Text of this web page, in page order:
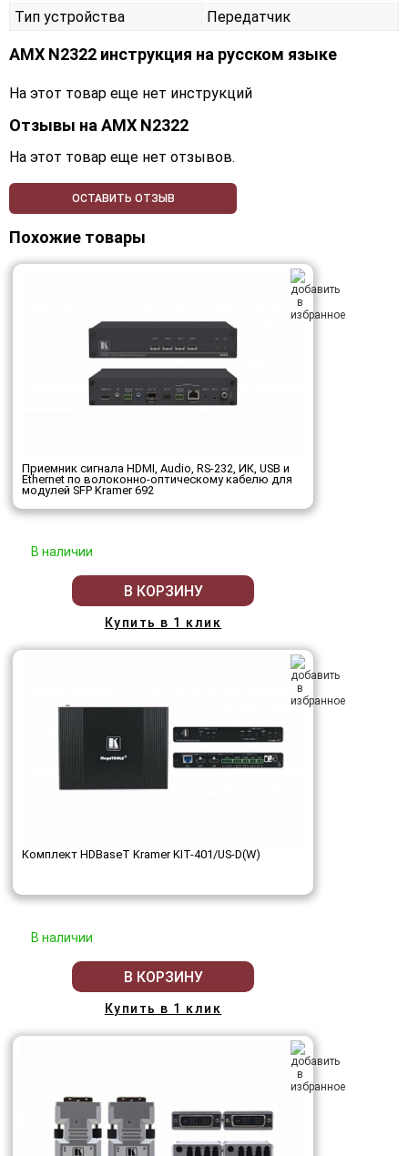
Тип устройства
Передатчик
AMX N2322 инструкция на русском языке
На этот товар еще нет инструкций
Отзывы наAMX N2322
На этот товар еще нет отзывов.
ОСТАВИТЬ ОТЗЫВ
Похожие товары
Приемник сигнала HDMI, Audio, RS-232, ИК, USB и
Ethernet по волоконно-оптическому кабелю для
модулей SFP Kramer 692
В наличии
В КОРЗИНУ
Купить в 1 клик
Комплект HDBaseT Kramer KIT-401/US-D(W)
В наличии
В КОРЗИНУ
Купить в 1 клик